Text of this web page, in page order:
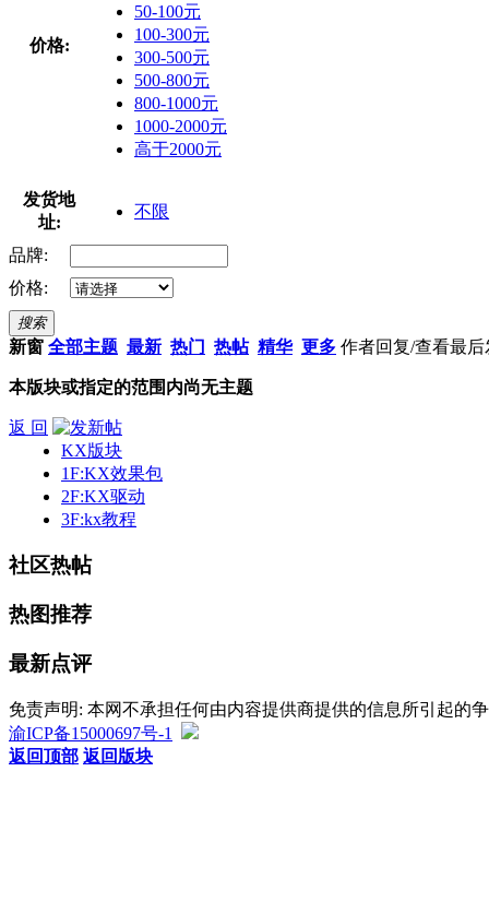
价格:
50-100元
100-300元
300-500元
500-800元
800-1000元
1000-2000元
高于2000元
发货地
址:
不限
品牌:
价格:
搜索
新窗 全部主题 最新 热门 热帖 精华 更多 作者回复/查看最后
本版块或指定的范围内尚无主题
返 回
KX版块
1F:KX效果包
2F:KX驱动
3F:kx教程
社区热帖
热图推荐
最新点评
免责声明: 本网不承担任何由内容提供商提供的信息所引起的
渝ICP备15000697号-1
返回顶部 返回版块